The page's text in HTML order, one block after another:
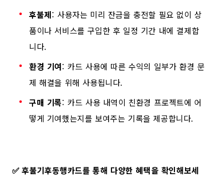
후불제: 사용자는 미리 잔금을 충전할 필요 없이 상
품이나 서비스를 구입한 후 일정 기간 내에 결제합
니다.
환경 기여: 카드 사용에 따른 수익의 일부가 환경 문
제 해결을 위해 사용됩니다.
구매 기록: 카드 사용 내역이 친환경 프로젝트에 어
떻게 기여했는지를 보여주는 기록을 제공합니다.
✅후불기후동행카드를 통해 다양한 혜택을 확인해보세